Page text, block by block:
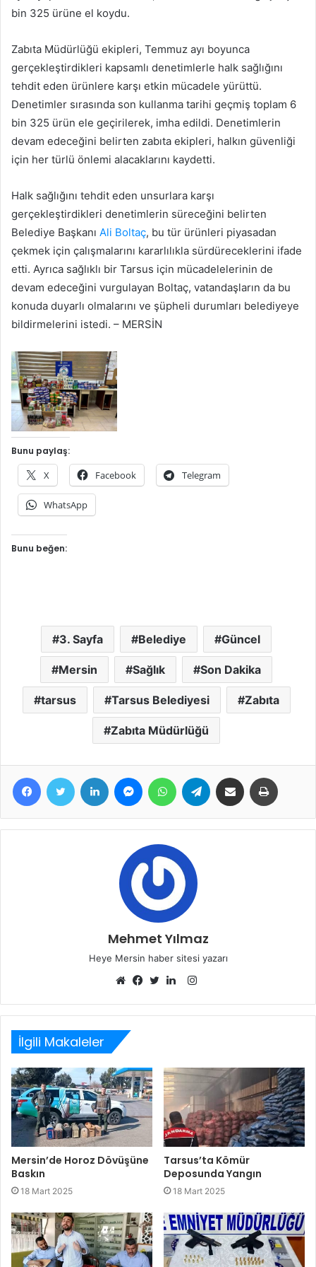
bin 325 ürüne el koydu.
Zabıta Müdürlüğü ekipleri, Temmuz ayı boyunca
gerçekleştirdikleri kapsamlı denetimlerle halk sağlığını
tehdit eden ürünlere karşı etkin mücadele yürüttü.
Denetimler sırasında son kullanma tarihi geçmiş toplam 6
bin 325 ürün ele geçirilerek, imha edildi. Denetimlerin
devam edeceğini belirten zabıta ekipleri, halkın güvenliği
için her türlü önlemi alacaklarını kaydetti.
Halk sağlığını tehdit eden unsurlara karşı
gerçekleştirdikleri denetimlerin süreceğini belirten
Belediye Başkanı Ali Boltaç, bu tür ürünleri piyasadan
çekmek için çalışmalarını kararlılıkla sürdüreceklerini ifade
etti. Ayrıca sağlıklı bir Tarsus için mücadelelerinin de
devam edeceğini vurgulayan Boltaç, vatandaşların da bu
konuda duyarlı olmalarını ve şüpheli durumları belediyeye
bildirmelerini istedi. – MERSİN
Bunu paylaş:
X Facebook Telegram
WhatsApp
Bunu beğen:
3. Sayfa Belediye Güncel
Mersin Sağlık Son Dakika
tarsus Tarsus Belediyesi Zabıta
Zabıta Müdürlüğü
FacebookTwitter LinkedIn MessengerWhatsAppTelegram E-Posta ile paylaş
Mehmet Yılmaz
Heye Mersin haber sitesi yazarı
sitesi
Instagram
İlgili Makaleler
Mersin’de Horoz Dövüşüne
Baskın
18 Mart 2025
Tarsus’ta Kömür
Deposunda Yangın
18 Mart 2025